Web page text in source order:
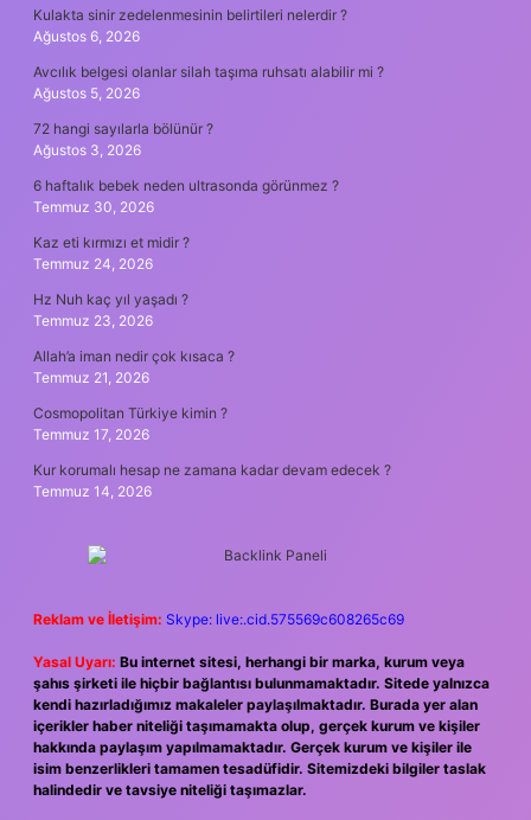
Kulakta sinir zedelenmesinin belirtileri nelerdir ?
Ağustos 6, 2026
Avcılık belgesi olanlar silah taşıma ruhsatı alabilir mi ?
Ağustos 5, 2026
72 hangi sayılarla bölünür ?
Ağustos 3, 2026
6 haftalık bebek neden ultrasonda görünmez ?
Temmuz 30, 2026
Kaz eti kırmızı et midir ?
Temmuz 24, 2026
Hz Nuh kaç yıl yaşadı ?
Temmuz 23, 2026
Allah’a iman nedir çok kısaca ?
Temmuz 21, 2026
Cosmopolitan Türkiye kimin ?
Temmuz 17, 2026
Kur korumalı hesap ne zamana kadar devam edecek ?
Temmuz 14, 2026
Reklam ve İletişim: Skype: live:.cid.575569c608265c69
Yasal Uyarı: Bu internet sitesi, herhangi bir marka, kurum veya
şahıs şirketi ile hiçbir bağlantısı bulunmamaktadır. Sitede yalnızca
kendi hazırladığımız makaleler paylaşılmaktadır. Burada yer alan
içerikler haber niteliği taşımamakta olup, gerçek kurum ve kişiler
hakkında paylaşım yapılmamaktadır. Gerçek kurum ve kişiler ile
isim benzerlikleri tamamen tesadüfidir. Sitemizdeki bilgiler taslak
halindedir ve tavsiye niteliği taşımazlar.